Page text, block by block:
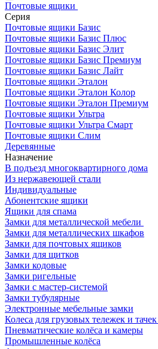
Почтовые ящики
Серия
Почтовые ящики Базис
Почтовые ящики Базис Плюс
Почтовые ящики Базис Элит
Почтовые ящики Базис Премиум
Почтовые ящики Базис Лайт
Почтовые ящики Эталон
Почтовые ящики Эталон Колор
Почтовые ящики Эталон Премиум
Почтовые ящики Ультра
Почтовые ящики Ультра Смарт
Почтовые ящики Слим
Деревянные
Назначение
В подъезд многоквартирного дома
Из нержавеющей стали
Индивидуальные
Абонентские ящики
Ящики для спама
Замки для металлической мебели
Замки для металлических шкафов
Замки для почтовых ящиков
Замки для щитков
Замки кодовые
Замки ригельные
Замки с мастер-системой
Замки тубулярные
Электронные мебельные замки
Колеса для грузовых тележек и тачек
Пневматические колёса и камеры
Промышленные колёса